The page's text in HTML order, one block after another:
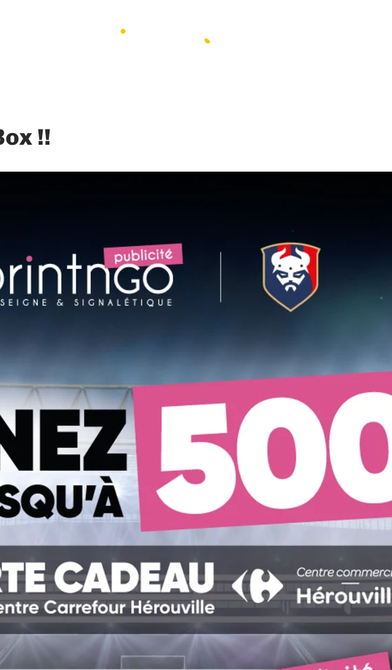
!!